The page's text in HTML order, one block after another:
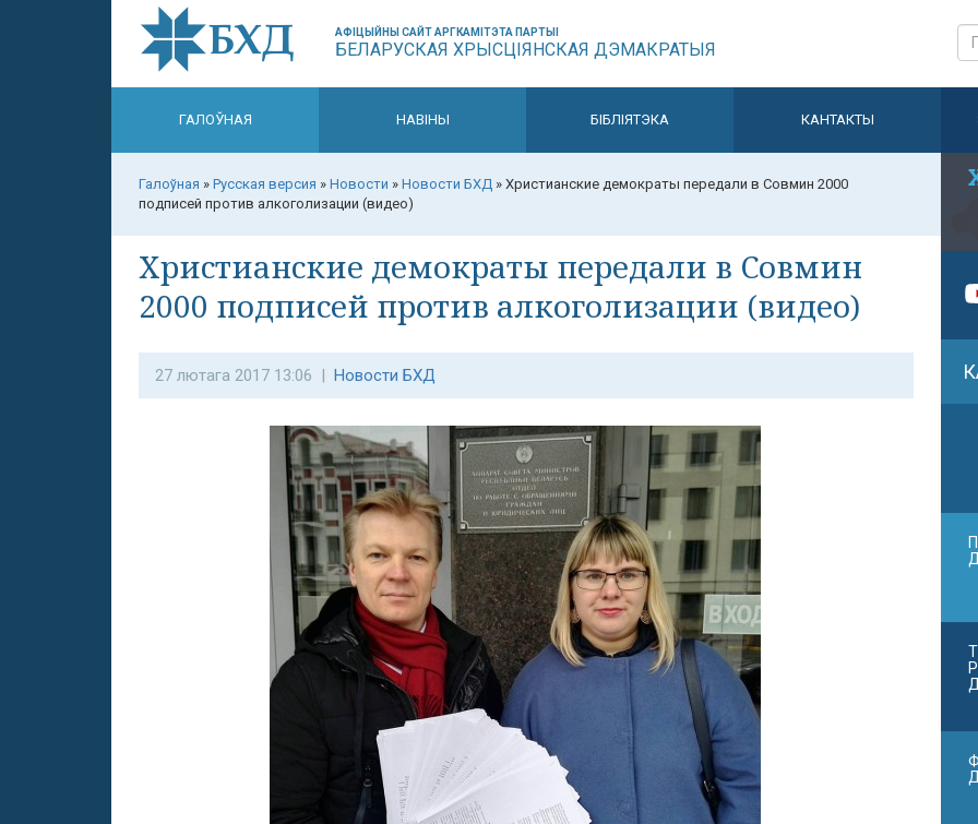
АФІЦЫЙНЫ САЙТ АРГКАМІТЭТА ПАРТЫІ
БЕЛАРУСКАЯ ХРЫСЦІЯНСКАЯ ДЭМАКРАТЫЯ
ГАЛОЎНАЯ НАВІНЫ БІБЛІЯТЭКА КАНТАКТЫ
Галоўная » Русская версия » Новости » Новости БХД » Христианские демократы передали в Совмин 2000
подписей против алкоголизации (видео)
Христианские демократы передали в Совмин
2000 подписей против алкоголизации (видео)
27 лютага 2017 13:06 | Новости БХД